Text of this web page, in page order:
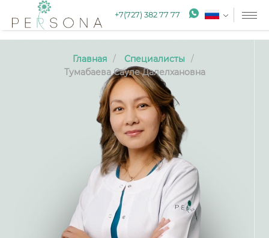
+7(727) 382 77 77
Главная
Специалисты
Тумабаева Сауле Далелхановна